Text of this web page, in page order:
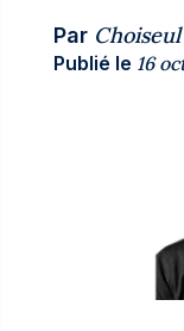
Par
Publié le 16